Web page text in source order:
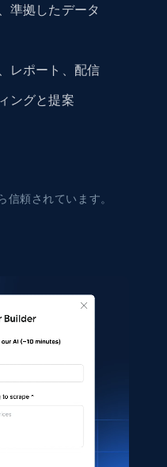
準拠したデータ
レポート、配信
ングと提案
頼されています。